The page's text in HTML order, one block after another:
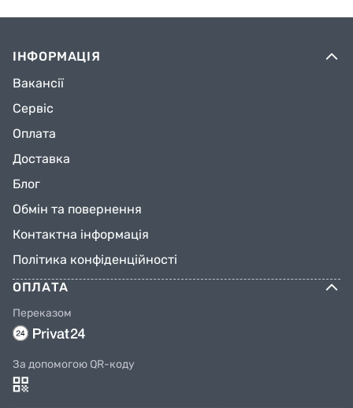
ІНФОРМАЦІЯ
Вакансії
Сервіс
Оплата
Доставка
Блог
Обмін та повернення
Контактна інформація
Політика конфіденційності
ОПЛАТА
Переказом
За допомогою QR-коду